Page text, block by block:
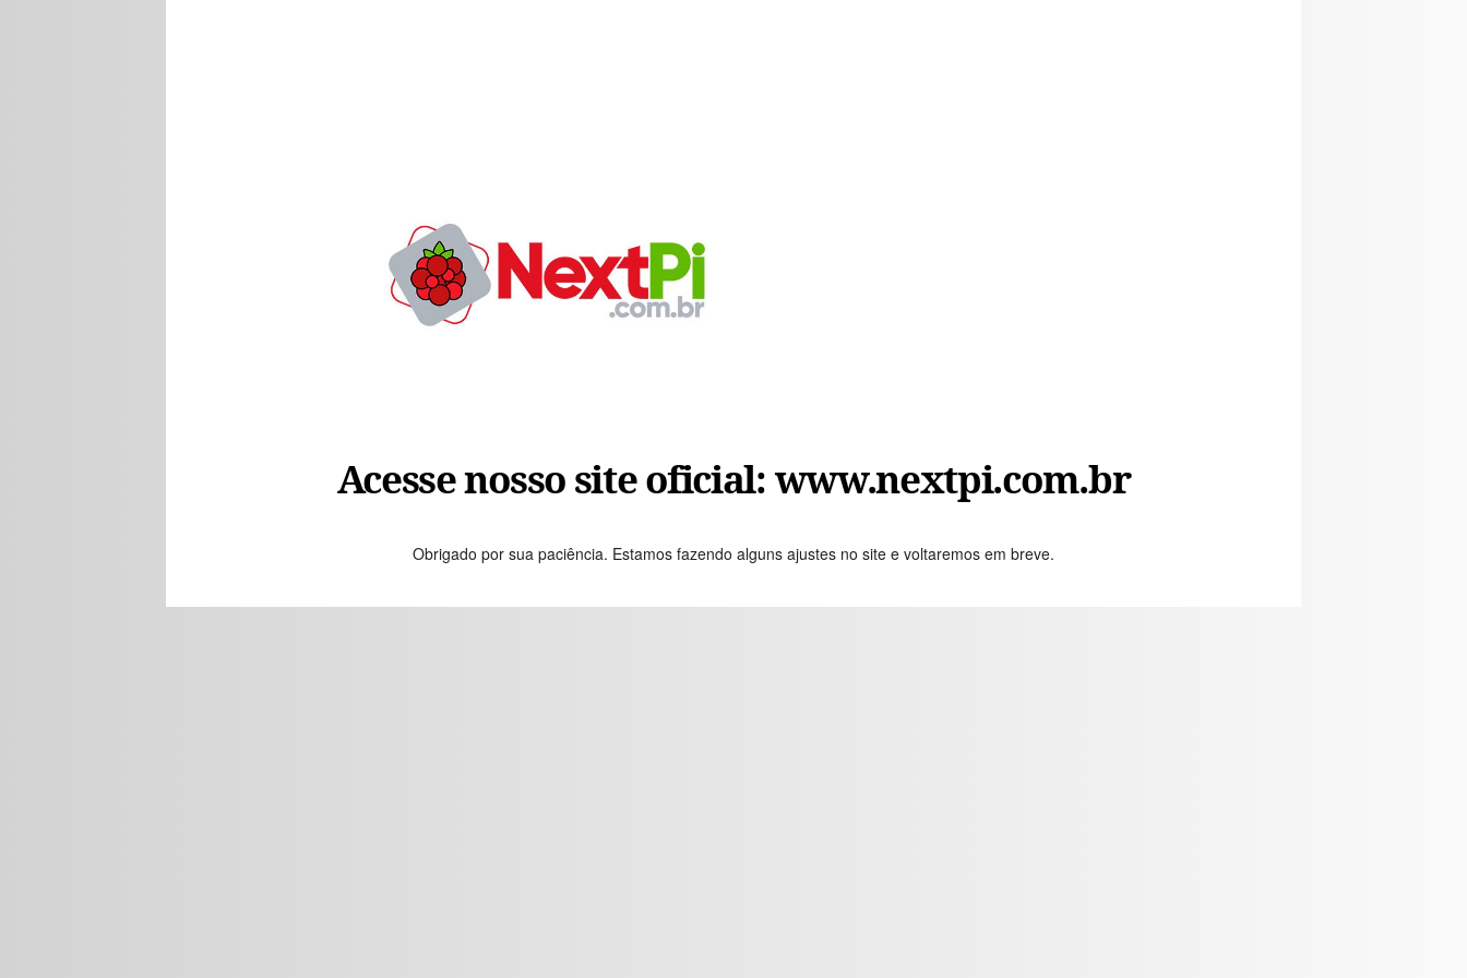
Acesse nosso site oficial:www.nextpi.com.br
Obrigado por sua paciência. Estamos fazendo alguns ajustes no site e voltaremos em breve.